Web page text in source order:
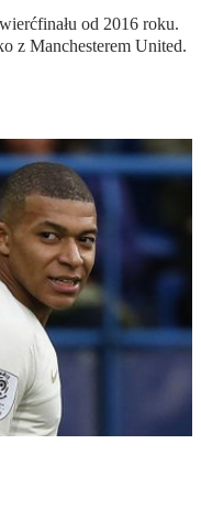
od 2016 roku.
z Manchesterem United.